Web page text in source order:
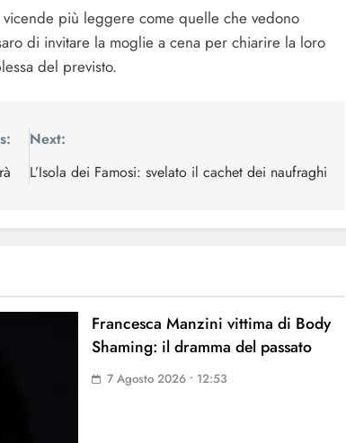
più leggere come quelle che vedono
di invitare la moglie a cena per chiarire la loro
del previsto.
Next:
L’Isola dei Famosi: svelato il cachet dei naufraghi
Francesca Manzini vittima di Body
Shaming: il dramma del passato
7 Agosto 2026 • 12:53